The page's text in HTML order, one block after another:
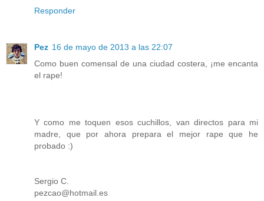
Responder
Pez 16 de mayo de 2013 a las 22:07
Como buen comensal de una ciudad costera, ¡me encanta
el rape!
Y como me toquen esos cuchillos, van directos para mi
madre, que por ahora prepara el mejor rape que he
probado :)
Sergio C.
pezcao@hotmail.es